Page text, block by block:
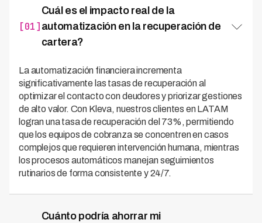
[01]
Cuál es el impacto real de la
automatización en la recuperación de
cartera?
La automatización financiera incrementa
significativamente las tasas de recuperación al
optimizar el contacto con deudores y priorizar gestiones
de alto valor. Con Kleva, nuestros clientes en LATAM
logran una tasa de recuperación del 73%, permitiendo
que los equipos de cobranza se concentren en casos
complejos que requieren intervención humana, mientras
los procesos automáticos manejan seguimientos
rutinarios de forma consistente y 24/7.
Cuánto podría ahorrar mi